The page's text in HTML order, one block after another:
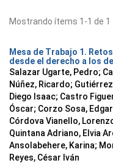
Mostrando ítems 1-1 de 1
Mesa de Trabajo 1.
desde el derecho a los
Salazar Ugarte, Pedro;
Núñez, Ricardo;
Diego Isaac; Castro
Óscar; Corzo Sosa, Edgar
Córdova Vianello,
Quintana Adriano, Elvia
Ansolabehere, Karina;
Reyes, César Iván